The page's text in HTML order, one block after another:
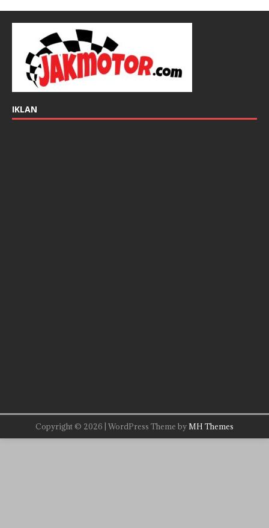
IKLAN
Copyright © 2026 | WordPress Theme byMH Themes